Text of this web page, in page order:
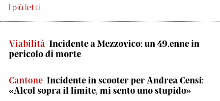
I più letti
Viabilità Incidente a Mezzovico: un 49.enne in
pericolo di morte
Cantone Incidente in scooter per Andrea Censi:
«Alcol sopra il limite, mi sento uno stupido»